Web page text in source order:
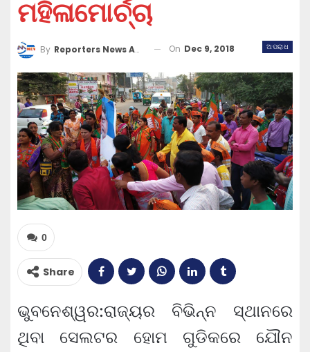
ମହିଳାମୋର୍ଚ୍ଚା
ଅପରାଧ
By Reporters News Agency On Dec 9, 2018
0
Share
ଭୁବନେଶ୍ୱର:ରାଜ୍ୟର ବିଭିନ୍ନ ସ୍ଥାନରେ
ଥିବା ସେଲଟର ହୋମ ଗୁଡିକରେ ଯୌନ